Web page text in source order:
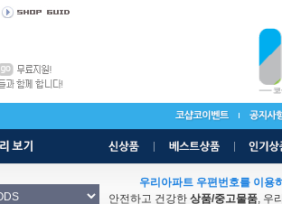
우리아파트 우편번호를 이
안전하고 건강한 상품/중고물품, 우